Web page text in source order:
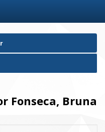
Fonseca, Bruna